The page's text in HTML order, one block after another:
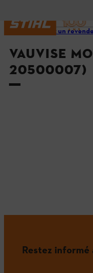
Trouvez un
VAUVISE
20500007)
Restez informé